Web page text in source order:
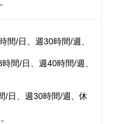
/日、週30時間/週、
間/日、週40時間/週、
/日、週30時間/週、休